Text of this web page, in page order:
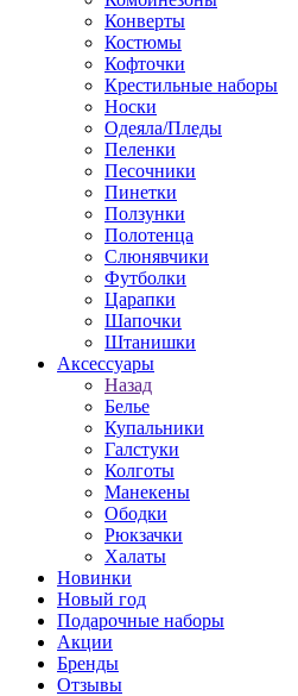
Конверты
Костюмы
Кофточки
Крестильные наборы
Носки
Одеяла/Пледы
Пеленки
Песочники
Пинетки
Ползунки
Полотенца
Слюнявчики
Футболки
Царапки
Шапочки
Штанишки
Аксессуары
Назад
Белье
Купальники
Галстуки
Колготы
Манекены
Ободки
Рюкзачки
Халаты
Новинки
Новый год
Подарочные наборы
Акции
Бренды
Отзывы